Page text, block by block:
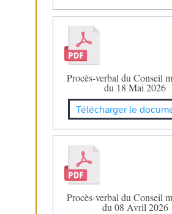
Procès-verbal du Conseil
du 18 Mai 2026
Télécharger le
Procès-verbal du Conseil
du 08 Avril 2026